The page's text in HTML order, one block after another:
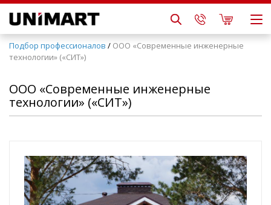
Подбор профессионалов / ООО «Современные инженерные
технологии» («СИТ»)
ООО «Современные инженерные
технологии» («СИТ»)